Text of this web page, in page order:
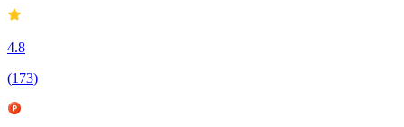
4.8
(173)